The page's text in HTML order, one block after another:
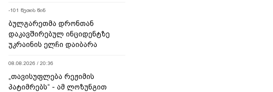
-101 წუთის წინ
ბულგარეთმა დრონთან
დაკავშირებულ ინციდენტზე
უკრაინის ელჩი დაიბარა
08.08.2026 / 20:36
„თავისუფლება რეჟიმის
პატიმრებს“ - ამ ლოზუნგით